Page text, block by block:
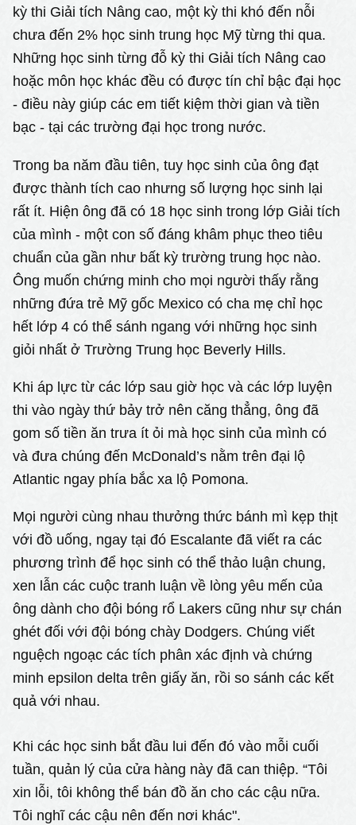
kỳ thi Giải tích Nâng cao, một kỳ thi khó đến nỗi
chưa đến 2% học sinh trung học Mỹ từng thi qua.
Những học sinh từng đỗ kỳ thi Giải tích Nâng cao
hoặc môn học khác đều có được tín chỉ bậc đại học
- điều này giúp các em tiết kiệm thời gian và tiền
bạc - tại các trường đại học trong nước.
Trong ba năm đầu tiên, tuy học sinh của ông đạt
được thành tích cao nhưng số lượng học sinh lại
rất ít. Hiện ông đã có 18 học sinh trong lớp Giải tích
của mình - một con số đáng khâm phục theo tiêu
chuẩn của gần như bất kỳ trường trung học nào.
Ông muốn chứng minh cho mọi người thấy rằng
những đứa trẻ Mỹ gốc Mexico có cha mẹ chỉ học
hết lớp 4 có thể sánh ngang với những học sinh
giỏi nhất ở Trường Trung học Beverly Hills.
Khi áp lực từ các lớp sau giờ học và các lớp luyện
thi vào ngày thứ bảy trở nên căng thẳng, ông đã
gom số tiền ăn trưa ít ỏi mà học sinh của mình có
và đưa chúng đến McDonald’s nằm trên đại lộ
Atlantic ngay phía bắc xa lộ Pomona.
Mọi người cùng nhau thưởng thức bánh mì kẹp thịt
với đồ uống, ngay tại đó Escalante đã viết ra các
phương trình để học sinh có thể thảo luận chung,
xen lẫn các cuộc tranh luận về lòng yêu mến của
ông dành cho đội bóng rổ Lakers cũng như sự chán
ghét đối với đội bóng chày Dodgers. Chúng viết
nguệch ngoạc các tích phân xác định và chứng
minh epsilon delta trên giấy ăn, rồi so sánh các kết
quả với nhau.
Khi các học sinh bắt đầu lui đến đó vào mỗi cuối
tuần, quản lý của cửa hàng này đã can thiệp. “Tôi
xin lỗi, tôi không thể bán đồ ăn cho các cậu nữa.
Tôi nghĩ các cậu nên đến nơi khác".